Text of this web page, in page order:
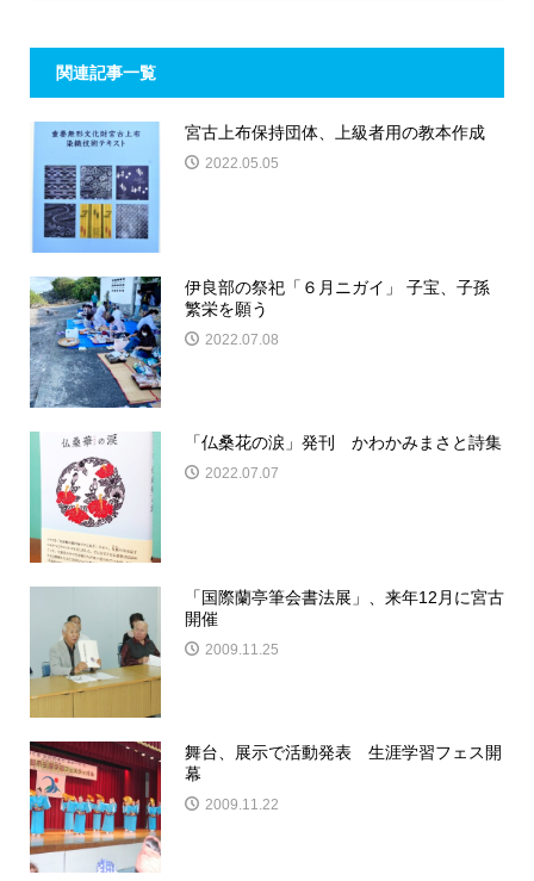
関連記事一覧
宮古上布保持団体、上級者用の教本作成
2022.05.05
伊良部の祭祀「６月ニガイ」 子宝、子孫
繁栄を願う
2022.07.08
「仏桑花の涙」発刊 かわかみまさと詩集
2022.07.07
「国際蘭亭筆会書法展」、来年12月に宮古
開催
2009.11.25
舞台、展示で活動発表 生涯学習フェス開
幕
2009.11.22